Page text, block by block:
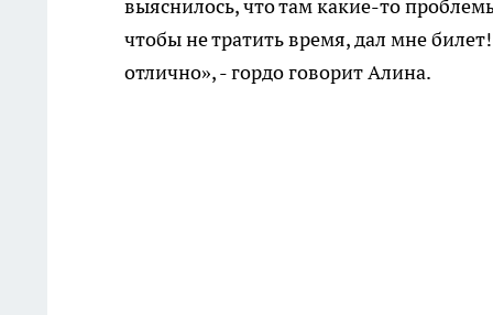
выяснилось, что там какие-то
чтобы не тратить время, дал мне
отлично», - гордо говорит Алина.